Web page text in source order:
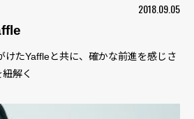
2018.09.05
けたYaffleと共に、確かな前進を感じさ
解く